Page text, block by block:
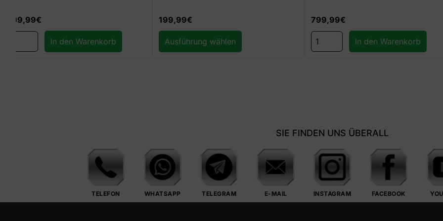
199,99
Ausführung wählen
799,99
In den Warenkorb
142,99
In den Warenkorb
SIE FINDEN UNS ÜBERALL
TELEFON WHATSAPP TELEGRAM E-MAIL INSTAGRAM FACEBOOK